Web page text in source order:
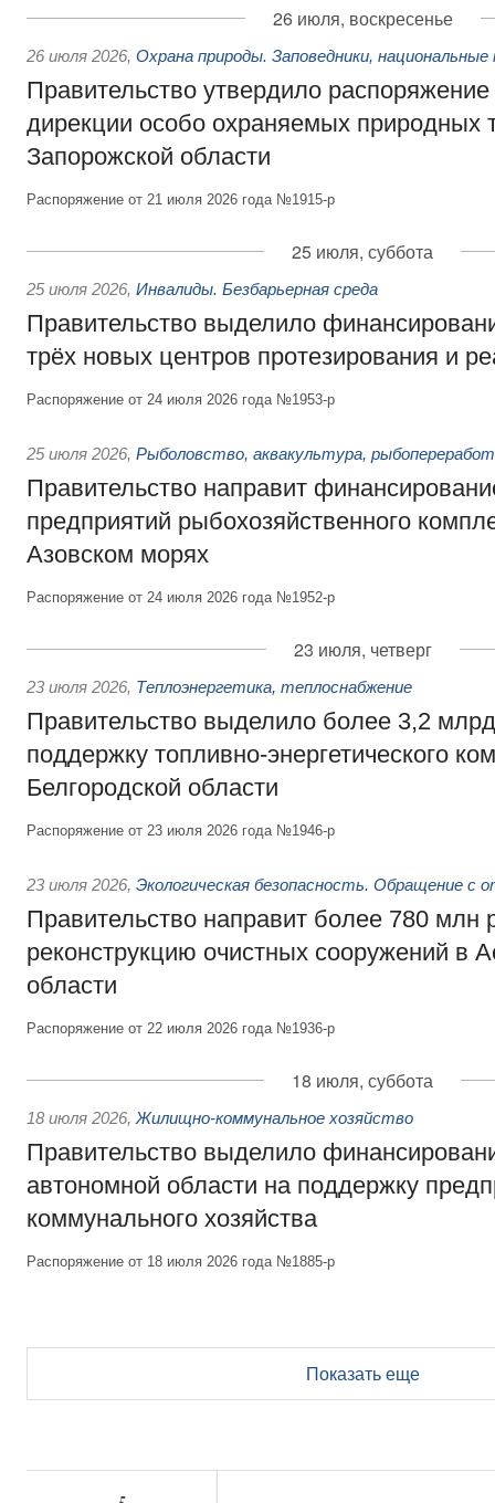
26 июля, воскресенье
26 июля 2026, Охрана природы. Заповедники, национальные
Правительство утвердило
дирекции особо охраняемых природных
Запорожской области
Распоряжение от 21 июля 2026 года №1915-р
25 июля, суббота
25 июля 2026, Инвалиды. Безбарьерная среда
Правительство выделило
трёх новых центров протезирования и
Распоряжение от 24 июля 2026 года №1953-р
25 июля 2026, Рыболовство, аквакультура,
Правительство направит
предприятий рыбохозяйственного
Азовском морях
Распоряжение от 24 июля 2026 года №1952-р
23 июля, четверг
23 июля 2026, Теплоэнергетика, теплоснабжение
Правительство выделило более 3,2
поддержку топливно-энергетического
Белгородской области
Распоряжение от 23 июля 2026 года №1946-р
23 июля 2026, Экологическая безопасность. Обращение с
Правительство направит более 780 млн
реконструкцию очистных сооружений в
области
Распоряжение от 22 июля 2026 года №1936-р
18 июля, суббота
18 июля 2026, Жилищно-коммунальное хозяйство
Правительство выделило
автономной области на поддержку
коммунального хозяйства
Распоряжение от 18 июля 2026 года №1885-р
Показать еще